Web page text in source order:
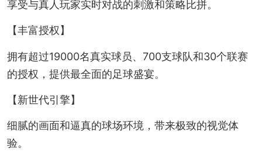
享受与真人玩家实时对战的刺激和策略比拼。
【丰富授权】
拥有超过19000名真实球员、700支球队和30个联赛
的授权，提供最全面的足球盛宴。
【新世代引擎】
细腻的画面和逼真的球场环境，带来极致的视觉体
验。